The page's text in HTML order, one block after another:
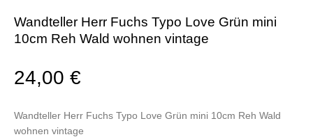
Wandteller Herr Fuchs Typo Love Grün mini
10cm Reh Wald wohnen vintage
24,00€
Wandteller Herr Fuchs Typo Love Grün mini 10cm Reh Wald
wohnen vintage